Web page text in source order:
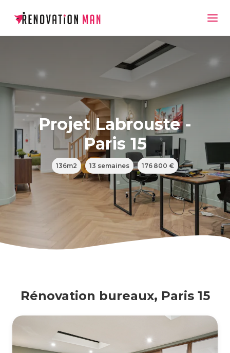
Projet Labrouste -
Paris 15
136m2 13 semaines 176 800 €
Rénovation bureaux, Paris 15